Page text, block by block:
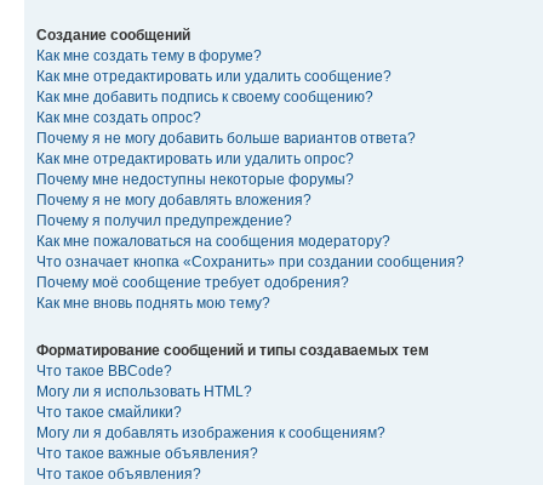
Создание сообщений
Как мне создать тему в форуме?
Как мне отредактировать или удалить сообщение?
Как мне добавить подпись к своему сообщению?
Как мне создать опрос?
Почему я не могу добавить больше вариантов ответа?
Как мне отредактировать или удалить опрос?
Почему мне недоступны некоторые форумы?
Почему я не могу добавлять вложения?
Почему я получил предупреждение?
Как мне пожаловаться на сообщения модератору?
Что означает кнопка «Сохранить» при создании сообщения?
Почему моё сообщение требует одобрения?
Как мне вновь поднять мою тему?
Форматирование сообщений и типы создаваемых тем
Что такое BBCode?
Могу ли я использовать HTML?
Что такое смайлики?
Могу ли я добавлять изображения к сообщениям?
Что такое важные объявления?
Что такое объявления?